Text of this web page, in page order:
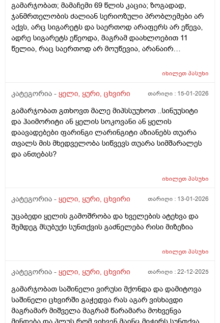
ᲨეიᲫლება გაკეᲗდეს უკვე აᲦარ ვიციᲗ, სად და ვის
მივმარᲗოდ. Ძგიდეც გამრუდებული აქვს და
საოპერაციო. ᲨეიᲫლებამარᲗლა ყელ ყურის
პრობლებიდან მოდიოდეს ასეᲗი ᲨეუᲩერებელი
ხველა? რომ არანაირ მკურნალობას არ
გამარჯობათ; მამაჩემი 69 წლის კაცია; ზოგადად,
ჯანმრთელობის ძალიან სერიოზული პრობლემები არ
აქვს, არც სიგარეტს და საერთოდ არაფერს არ ეწევა,
ადრე სიგარეტს ეწეოდა, მაგრამ დაახლოებით 11
წელია, რაც საერთოდ არ მოუწევია, არანაირ
გაჰკარებია, სპირტიან სასმელსაც იშვიათად სვამს და
დღეებში, სუფრასთან, წნევაც უმეტესად ნორმაში აქვს,
წნევები ეზომება, დროდრო წნევის მარეგულირებელ
წამალს ხმარობს, მაგრამ არც ისე ხშირად; სეზონური
ვირუსებიც ძალიან ნაკლებად ემართება, თუ რაიმე
მაინც შეხვდა, ზეზეულა იხდის ხოლმე, მაგასაც ხშირად
წამლების გარეშე, მაგრამ უკვე 30 წელი მაინც ასეთი
საათში არა, მაგრამ აქვს მუდმივი გამონადენი, უფრო
ჩირქი მიდგება, ადრე მითხრეს, რომ ეს ქრონიკულია,
განუკურნებელიაო; ღამით სუნთქვა ცოტა უჭირს,
ხშირად ხვრინავს ხოლმე, ეს პრობლემაც 30 წელზე
მეტია, რაც აქვს; თავის, შუბლის ან ყბის ტკივილები არ
გამონადენი, უფრო ჩირქიანი, რით შეიძლება იყოს
რაიმესაც? 2) შეიძლება თუ არა იმ მიზეზის სამუდამოდ
მოხსნა, რაც ცხვირიდან მუდმივ, უფრო ჩირქიან
გამონადენს იწვევს, რომ აღარ ჰქონდეს ეს
გამონადენი თუ გააჩნია, რა მიზეზია? რა მეთოდები
არსებობს ამ პრობლემის სამკურნალოდ? 3) ღამით
იხილეთპასუხი
კატეგორია - ყელი, ყური, ცხვირი თარიღი : 15-01-2026
გამარჯობათ გთხოვთ მალე მიპსსუუხოთ ..სინუუსიტი
და ჰაიმორიტი ან ყელის სოკოვანი ან ყელის
დაავადებები ფარინგი ლარინგიტი აზიანებს თუარა
თვალს მის მხედველობა სიწვევს თუარა სიმშარალეს
და ანთებას?
იხილეთპასუხი
კატეგორია - ყელი, ყური, ცხვირი თარიღი : 13-01-2026
უცაბედი ყელის გამოშრობა და ხველების ატეხვა და
შემდეგ მსუბუქი სუნთქვის გაძნელება რისი მიზეზია
იხილეთპასუხი
კატეგორია - ყელი, ყური, ცხვირი თარიღი :22-12-2025
გამარჯობათ საშინელი ვირუსი მქონდა და დამიტოვა
საშინელი ცხვირში გაჭედვა რას აგარ ვისხავდი
მაგრამარ მიშველა მაგრამ წარამარა მოხვენვა